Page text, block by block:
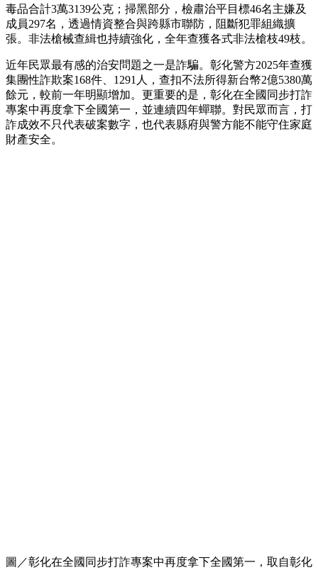
毒品合計3萬3139公克；掃黑部分，檢肅治平目標46名主嫌及
成員297名，透過情資整合與跨縣市聯防，阻斷犯罪組織擴
張。非法槍械查緝也持續強化，全年查獲各式非法槍枝49枝。
近年民眾最有感的治安問題之一是詐騙。彰化警方2025年查獲
集團性詐欺案168件、1291人，查扣不法所得新台幣2億5380萬
餘元，較前一年明顯增加。更重要的是，彰化在全國同步打詐
專案中再度拿下全國第一，並連續四年蟬聯。對民眾而言，打
詐成效不只代表破案數字，也代表縣府與警方能不能守住家庭
財產安全。
圖／彰化在全國同步打詐專案中再度拿下全國第一，取自彰化